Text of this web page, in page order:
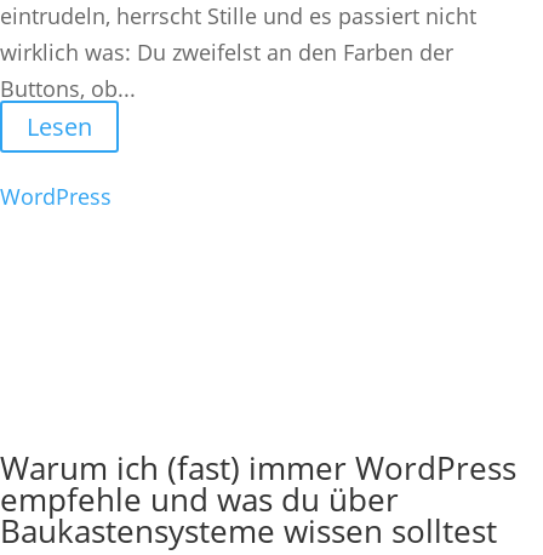
eintrudeln, herrscht Stille und es passiert nicht
wirklich was: Du zweifelst an den Farben der
Buttons, ob...
Lesen
WordPress
Warum ich (fast) immer WordPress
empfehle und was du über
Baukastensysteme wissen solltest